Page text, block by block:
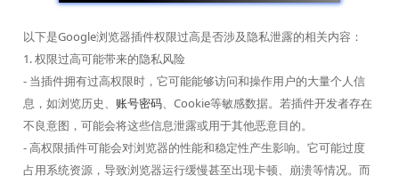
以下是Google浏览器插件权限过高是否涉及隐私泄露的相关内容：
1. 权限过高可能带来的隐私风险
- 当插件拥有过高权限时，它可能能够访问和操作用户的大量个人信
息，如浏览历史、 账号密码、Cookie等敏感数据。若插件开发者存在
不良意图，可能会将这些信息泄露或用于其他恶意目的。
- 高权限插件可能会对浏览器的性能和稳定性产生影响。它可能过度
占用系统资源，导致浏览器运行缓慢甚至出现卡顿、崩溃等情况。而